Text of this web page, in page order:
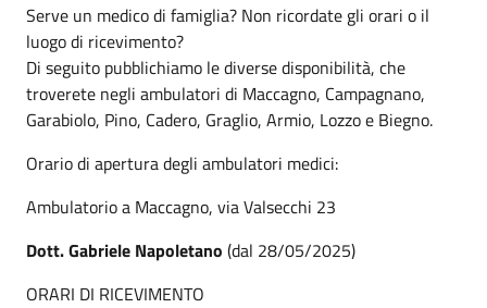
Serve un medico di famiglia? Non ricordate gli orari o il
luogo di ricevimento?
Di seguito pubblichiamo le diverse disponibilità, che
troverete negli ambulatori di Maccagno, Campagnano,
Garabiolo, Pino, Cadero, Graglio, Armio, Lozzo e Biegno.
Orario di apertura degli ambulatori medici:
Ambulatorio a Maccagno, via Valsecchi 23
Dott. Gabriele Napoletano (dal 28/05/2025)
ORARI DI RICEVIMENTO